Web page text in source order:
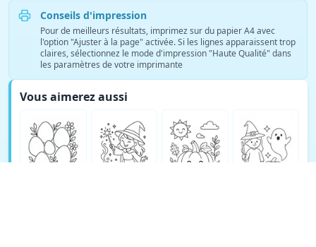
Conseils d'impression
Pour de meilleurs résultats, imprimez sur du papier A4 avec
l'option "Ajuster à la page" activée. Si les lignes apparaissent trop
claires, sélectionnez le mode d'impression "Haute Qualité" dans
les paramètres de votre imprimante
Vous aimerez aussi